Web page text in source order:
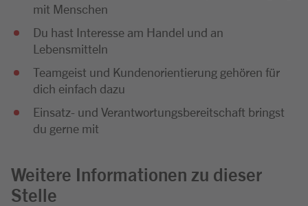
mit Menschen
Du hast Interesse am Handel und an
Lebensmitteln
Teamgeist und Kundenorientierung gehören für
dich einfach dazu
Einsatz- und Verantwortungsbereitschaft bringst
du gerne mit
Weitere Informationen zu dieser
Stelle